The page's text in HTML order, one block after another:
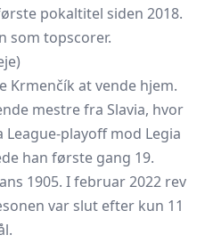
pokaltitel siden 2018.
som topscorer.
Krmenčík at vende hjem.
mestre fra Slavia, hvor
playoff mod Legia
han første gang 19.
1905. I februar 2022 rev
var slut efter kun 11